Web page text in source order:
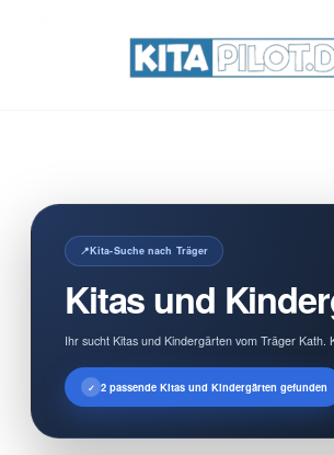
Kita-Suche nach Träger
Kitas und
Ihr sucht Kitas und Kindergärten vom Träger
2 passende Kitas und Kindergärten gefunden